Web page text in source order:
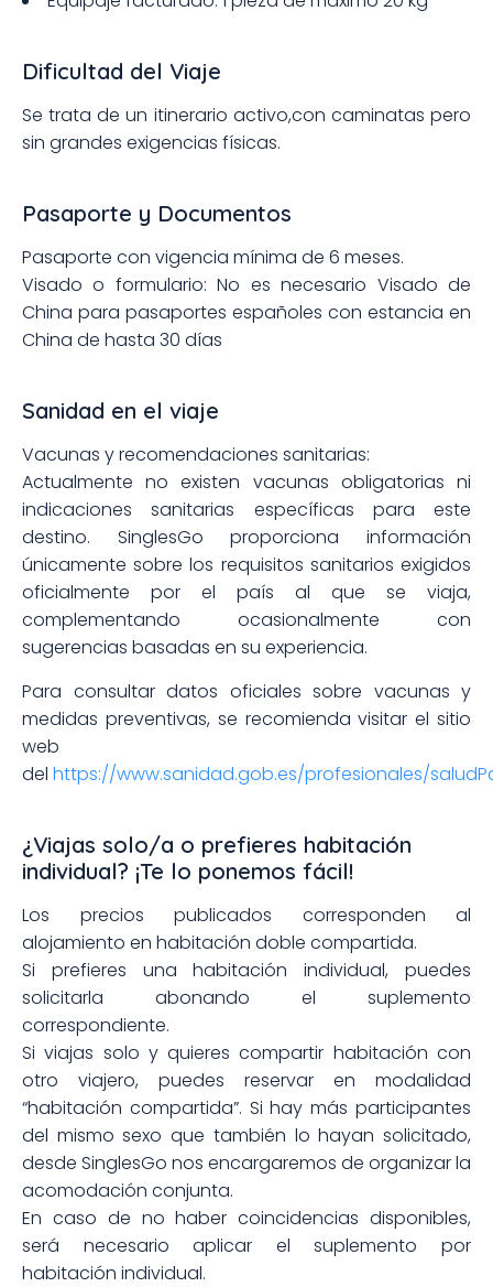
Dificultad del Viaje
Se trata de un itinerario activo,con caminatas pero
sin grandes exigencias físicas.
Pasaporte y Documentos
Pasaporte con vigencia mínima de 6 meses.
Visado o formulario: No es necesario Visado de
China para pasaportes españoles con estancia en
China de hasta 30 días
Sanidad en el viaje
Vacunas y recomendaciones sanitarias:
Actualmente no existen vacunas obligatorias ni
indicaciones sanitarias específicas para este
destino. SinglesGo proporciona información
únicamente sobre los requisitos sanitarios exigidos
oficialmente por el país al que se viaja,
complementando ocasionalmente con
sugerencias basadas en su experiencia.
Para consultar datos oficiales sobre vacunas y
medidas preventivas, se recomienda visitar el sitio
web
del https://www.sanidad.gob.es/profesionales/
¿Viajas solo/a o prefieres habitación
individual? ¡Te lo ponemos fácil!
Los precios publicados corresponden al
alojamiento en habitación doble compartida.
Si prefieres una habitación individual, puedes
solicitarla abonando el suplemento
correspondiente.
Si viajas solo y quieres compartir habitación con
otro viajero, puedes reservar en modalidad
“habitación compartida”. Si hay más participantes
del mismo sexo que también lo hayan solicitado,
desde SinglesGo nos encargaremos de organizar la
acomodación conjunta.
En caso de no haber coincidencias disponibles,
será necesario aplicar el suplemento por
habitación individual.